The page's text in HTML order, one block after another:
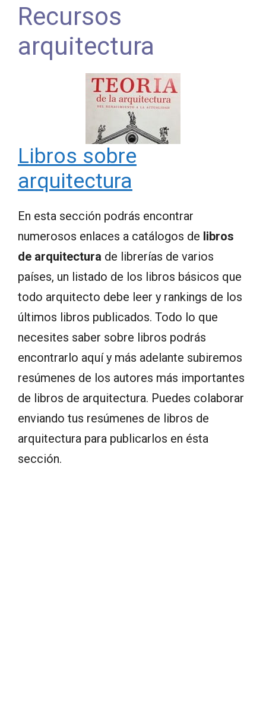
Recursos
arquitectura
Libros sobre
arquitectura
En esta sección podrás encontrar
numerosos enlaces a catálogos de libros
de arquitectura de librerías de varios
países, un listado de los libros básicos que
todo arquitecto debe leer y rankings de los
últimos libros publicados. Todo lo que
necesites saber sobre libros podrás
encontrarlo aquí y más adelante subiremos
resúmenes de los autores más importantes
de libros de arquitectura. Puedes colaborar
enviando tus resúmenes de libros de
arquitectura para publicarlos en ésta
sección.